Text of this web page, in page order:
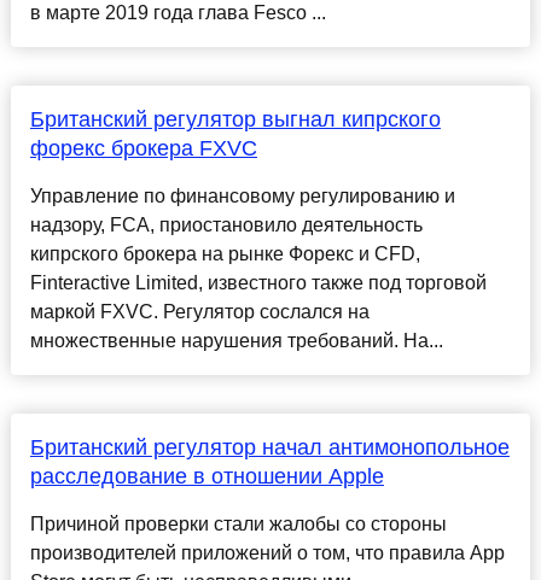
в марте 2019 года глава Fesco ...
Британский регулятор выгнал кипрского
форекс брокера FXVC
Управление по финансовому регулированию и
надзору, FCA, приостановило деятельность
кипрского брокера на рынке Форекс и CFD,
Finteractive Limited, известного также под торговой
маркой FXVC. Регулятор сослался на
множественные нарушения требований. На...
Британский регулятор начал антимонопольное
расследование в отношении Apple
Причиной проверки стали жалобы со стороны
производителей приложений о том, что правила App